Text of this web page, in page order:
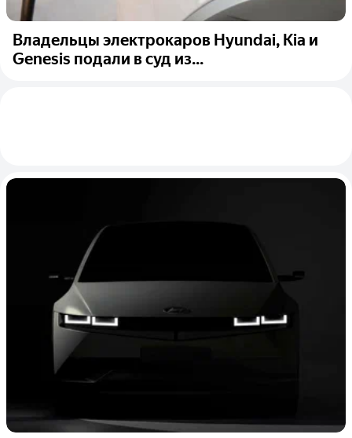
Владельцы электрокаров Hyundai, Kia и
Genesis подали в суд из...